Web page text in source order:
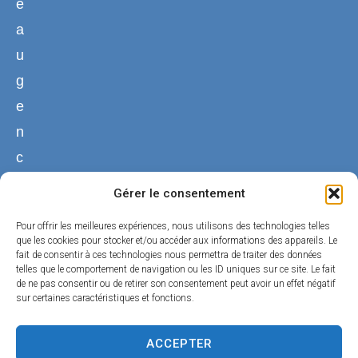
Gérer le consentement
Pour offrir les meilleures expériences, nous utilisons des technologies telles
que les cookies pour stocker et/ou accéder aux informations des appareils. Le
fait de consentir à ces technologies nous permettra de traiter des données
telles que le comportement de navigation ou les ID uniques sur ce site. Le fait
de ne pas consentir ou de retirer son consentement peut avoir un effet négatif
sur certaines caractéristiques et fonctions.
ACCEPTER
e
a
u
g
e
n
c
02
38
44
50
01
Nous